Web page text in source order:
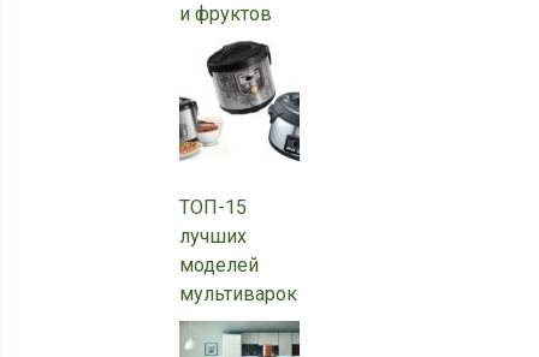
и фруктов
ТОП-15
лучших
моделей
мультиварок